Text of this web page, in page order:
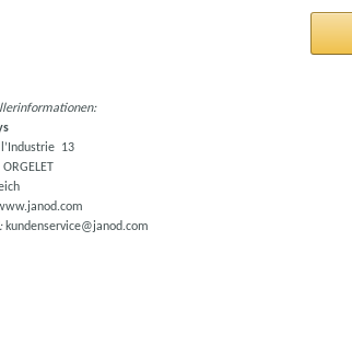
13
kundenservice@janod.com